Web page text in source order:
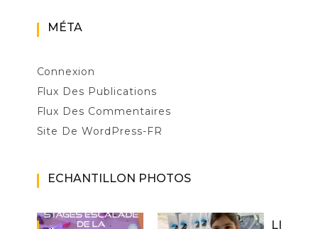
MÉTA
Connexion
Flux Des Publications
Flux Des Commentaires
Site De WordPress-FR
ECHANTILLON PHOTOS
LI